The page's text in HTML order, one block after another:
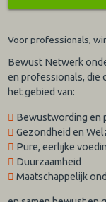
Voor professionals,
Bewust Netwerk
en professionals, die
het gebied van:
Bewustwording en
Gezondheid en
Pure, eerlijke
Duurzaamheid
Maatschappelijk